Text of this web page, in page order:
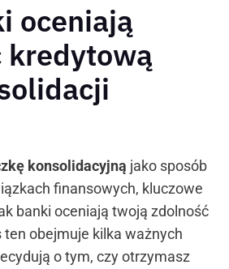
oceniają
kredytową
konsolidacyjną jako sposób
finansowych, kluczowe
banki oceniają twoją zdolność
obejmuje kilka ważnych
o tym, czy otrzymasz